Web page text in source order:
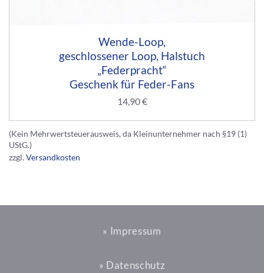
Wende-Loop,
geschlossener Loop, Halstuch
„Federpracht“
Geschenk für Feder-Fans
14,90€
(Kein Mehrwertsteuerausweis, da Kleinunternehmer nach §19 (1)
UStG.)
zzgl.Versandkosten
» Impressum
» Datenschutz